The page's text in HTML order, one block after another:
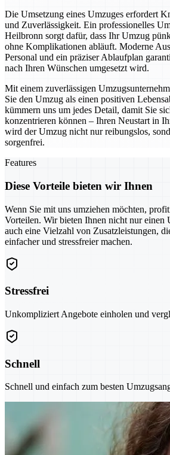
Die Umsetzung eines Umzuges erfordert
und Zuverlässigkeit. Ein professionelles
Heilbronn sorgt dafür, dass Ihr Umzug
ohne Komplikationen abläuft. Moderne
Personal und ein präziser Ablaufplan
nach Ihren Wünschen umgesetzt wird.
Mit einem zuverlässigen
Sie den Umzug als einen positiven
kümmern uns um jedes Detail, damit Sie
konzentrieren können – Ihren Neustart in
wird der Umzug nicht nur reibungslos,
sorgenfrei.
Features
Diese Vorteile bieten wir Ihnen
Wenn Sie mit uns umziehen möchten,
Vorteilen. Wir bieten Ihnen nicht nur einen
auch eine Vielzahl von Zusatzleistungen,
einfacher und stressfreier machen.
Stressfrei
Unkompliziert Angebote einholen und
Schnell
Schnell und einfach zum besten